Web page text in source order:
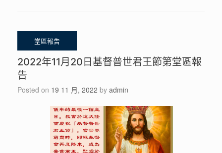
2022年11月20日基督普世君王節第堂區報
告
Posted on 19 11 月, 2022 by admin